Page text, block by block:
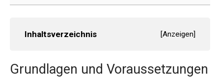
Inhaltsverzeichnis [Anzeigen]
Grundlagen und Voraussetzungen